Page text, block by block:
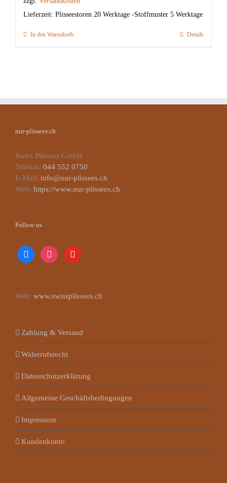
Lieferzeit: Plisseestoren 20 Werktage -Stoffmuster 5 Werktage
In den Warenkorb Details
nur-plissees.ch
Swiss Plissees GmbH
Telefon: 044 552 0750
E-Mail: info@nur-plissees.ch
Web: https://www.nur-plissees.ch
Follow us
facebookinstagramyoutube
Web: www.swissplissees.ch
Zahlung & Versand
Widerrufsrecht
Datenschutzerklärung
Allgemeine Geschäftsbedingungen
Impressum
Kundenkonto